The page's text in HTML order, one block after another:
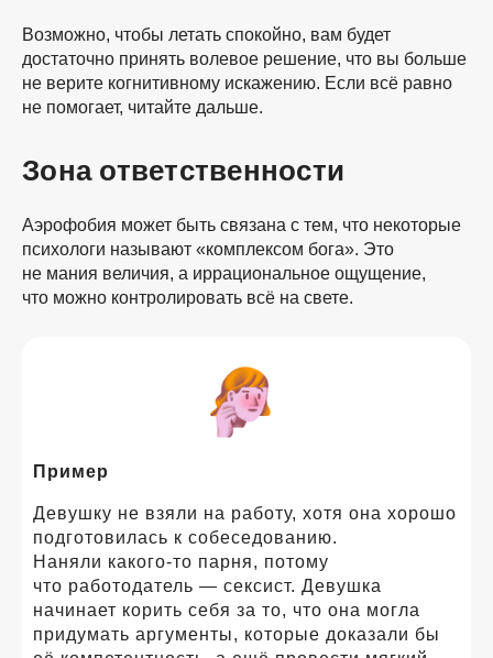
Возможно, чтобы летать спокойно, вам будет
достаточно принять волевое решение, что вы больше
не верите когнитивному искажению. Если всё равно
не помогает, читайте дальше.
Зона ответственности
Аэрофобия может быть связана с тем, что некоторые
психологи называют «комплексом бога». Это
не мания величия, а иррациональное ощущение,
что можно контролировать всё на свете.
Пример
Девушку не взяли на работу, хотя она хорошо
подготовилась к собеседованию.
Наняли какого-то парня, потому
что работодатель — сексист. Девушка
начинает корить себя за то, что она могла
придумать аргументы, которые доказали бы